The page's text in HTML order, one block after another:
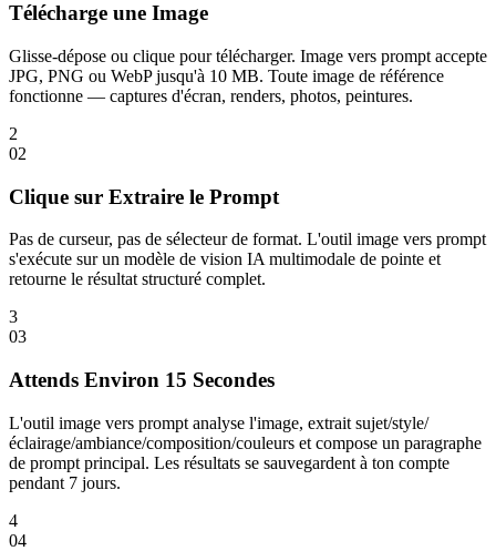
Télécharge une Image
Glisse-dépose ou clique pour télécharger. Image vers prompt accepte
JPG, PNG ou WebP jusqu'à 10 MB. Toute image de référence
fonctionne — captures d'écran, renders, photos, peintures.
2
02
Clique sur Extraire le Prompt
Pas de curseur, pas de sélecteur de format. L'outil image vers prompt
s'exécute sur un modèle de vision IA multimodale de pointe et
retourne le résultat structuré complet.
3
03
Attends Environ 15 Secondes
L'outil image vers prompt analyse l'image, extrait sujet/style/
éclairage/ambiance/composition/couleurs et compose un paragraphe
de prompt principal. Les résultats se sauvegardent à ton compte
pendant 7 jours.
4
04